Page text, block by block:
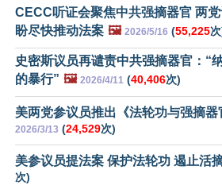
CECC听证会聚焦中共强摘器官 两
盼尽快推动法案 🖼️ 2026/5/16 (55,225
史密斯议员再谴责中共强摘器官：“
的暴行” 🖼️ 2026/4/11 (40,406次)
美两党参议员推出《法轮功与强摘器
2026/3/13 (24,529次)
美参议员提法案 保护法轮功 遏止活
次)